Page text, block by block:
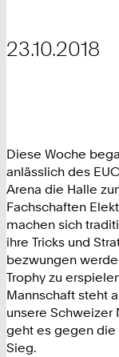
23.10.2018
Diese Woche
anlässlich des
Arena die Halle
Fachschaften
machen sich
ihre Tricks und
bezwungen
Trophy zu
Mannschaft steht
unsere Schweizer
geht es gegen die
Sieg.